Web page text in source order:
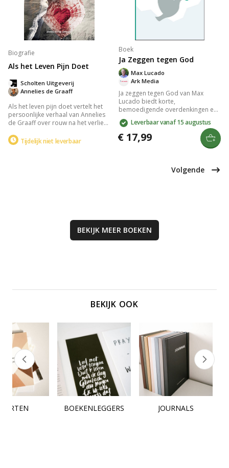
Biografie
Als het Leven Pijn Doet
Annelies de Graaff
Scholten Uitgeverij
Als het leven pijn doet vertelt het
persoonlijke verhaal van Annelies
de Graaff over rouw na het verlies
hoop laat ze zien hoe je stap voor
stap de draad weer oppakt, terwijl
Tijdelijk niet leverbaar
Boek
Ja Zeggen tegen God
Ark Media
Max Lucado
Ja zeggen tegen God van Max
Lucado biedt korte,
bemoedigende overdenkingen en
inspirerende bijbelteksten die je
helpen groeien in je geloof. Het
boek behandelt thema's zoals
christelijk leven, de liefde van God
en Zijn plan voor jou. Perfect als
volwassendoop, en een
waardevolle toevoeging aan je
Leverbaar vanaf 15 augustus
€ 17,99
Volgende
BEKIJK MEER BOEKEN
BEKIJK OOK
BOEKENLEGGERS JOURNALS